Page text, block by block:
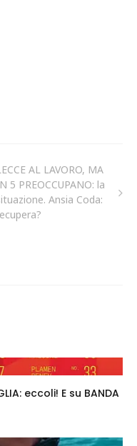
AL LAVORO, MA
5 PREOCCUPANO: la
Ansia Coda:
eccoli! E su BANDA